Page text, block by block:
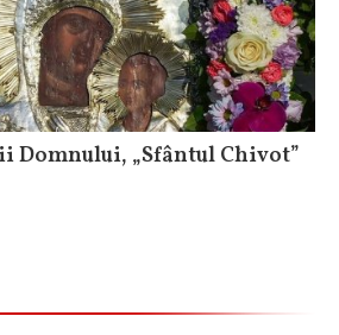
Domnului, „Sfântul Chivot”